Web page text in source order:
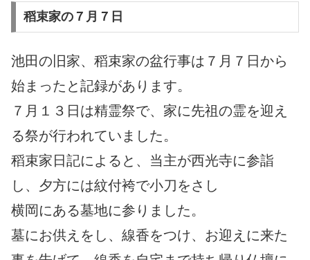
稻束家の７月７日
池田の旧家、稻束家の盆行事は７月７日から
始まったと記録があります。
７月１３日は精霊祭で、家に先祖の霊を迎え
る祭が行われていました。
稻束家日記によると、当主が西光寺に参詣
し、夕方には紋付袴で小刀をさし
横岡にある墓地に参りました。
墓にお供えをし、線香をつけ、お迎えに来た